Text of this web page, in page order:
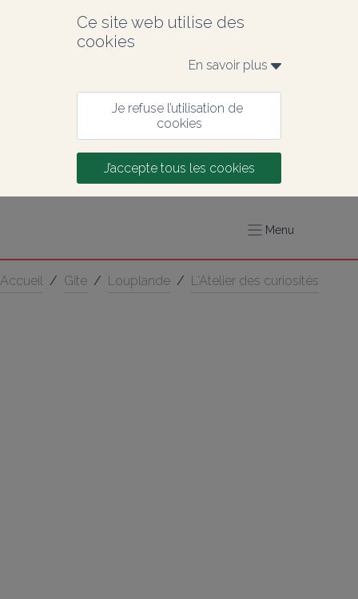
Ce site web utilise des
cookies
En savoir plus
Je refuse l’utilisation de
cookies
J’accepte tous les cookies
Menu
Accueil / Gîte / Louplande / L'Atelier des curiosités